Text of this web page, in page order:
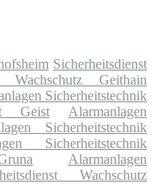
Sicherheitsdienst
Wachschutz Geithain
Sicherheitstechnik
Geist
Alarmanlagen
Sicherheitstechnik
Sicherheitstechnik
Alarmanlagen
Wachschutz